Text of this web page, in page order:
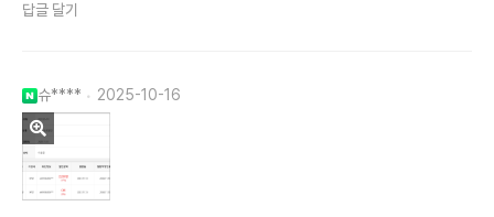
답글 달기
슈**** 2025-10-16